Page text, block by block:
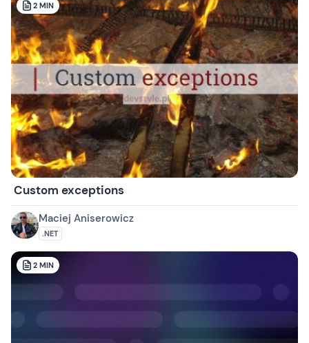
2 MIN
Custom exceptions
Maciej Aniserowicz
.NET
2 MIN